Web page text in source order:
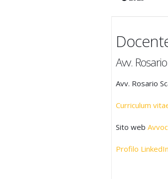
Avv.
Avv. Rosario
Curriculum
Sito web
Profilo LinkedIn